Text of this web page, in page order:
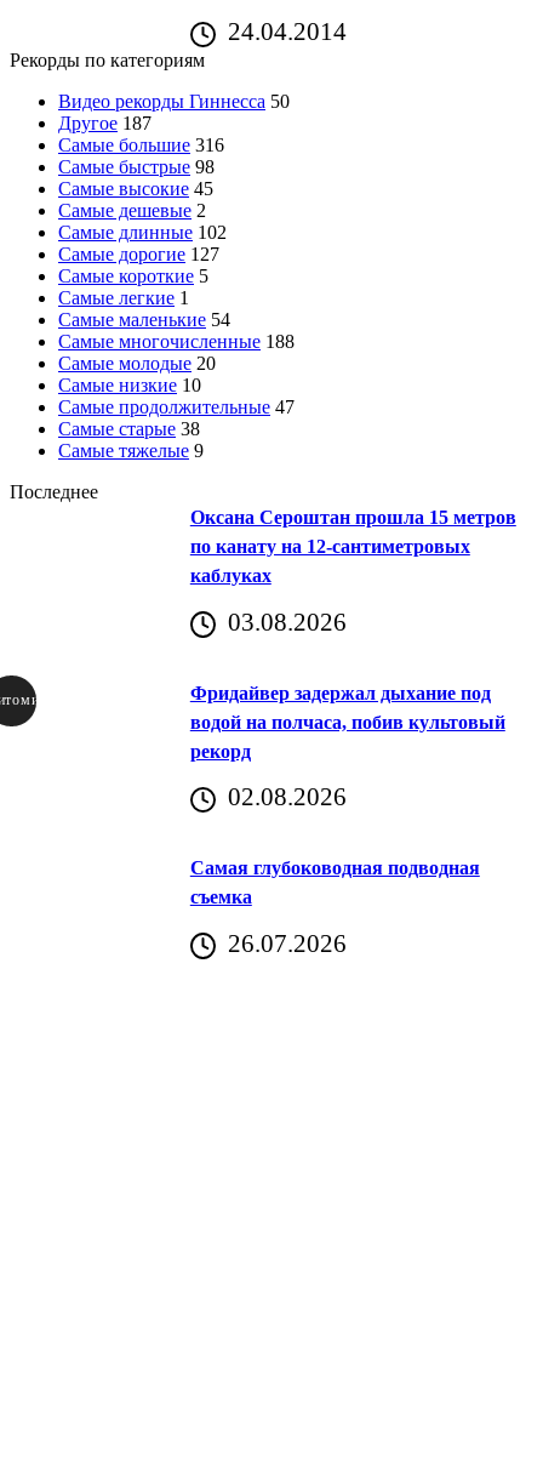
24.04.2014
Рекорды по категориям
Видео рекорды Гиннесса 50
Другое 187
Самые большие 316
Самые быстрые 98
Самые высокие 45
Самые дешевые 2
Самые длинные 102
Самые дорогие 127
Самые короткие 5
Самые легкие 1
Самые маленькие 54
Самые многочисленные 188
Самые молодые 20
Самые низкие 10
Самые продолжительные 47
Самые старые 38
Самые тяжелые 9
Последнее
Оксана Сероштан прошла 15 метров
по канату на 12-сантиметровых
каблуках
03.08.2026
Фридайвер задержал дыхание под
водой на полчаса, побив культовый
рекорд
02.08.2026
Самая глубоководная подводная
съемка
26.07.2026